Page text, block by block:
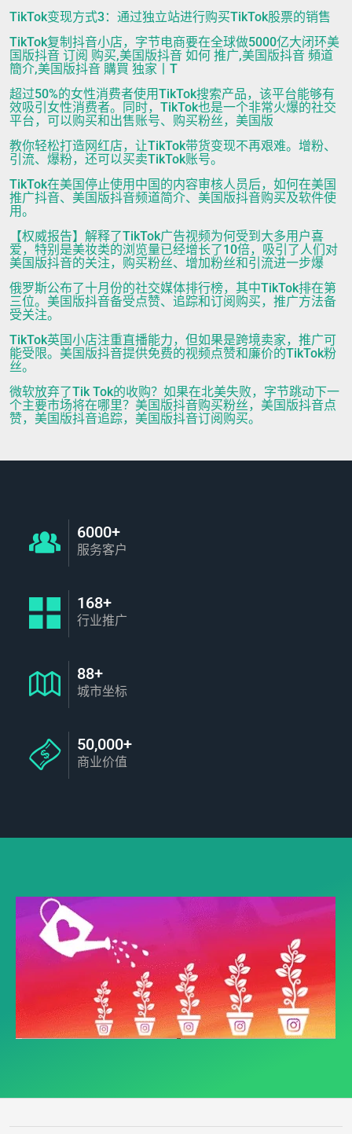
TikTok变现方式3：通过独立站进行购买TikTok股票的销售
TikTok复制抖音小店，字节电商要在全球做5000亿大闭环美
国版抖音 订阅 购买,美国版抖音 如何 推广,美国版抖音 頻道
簡介,美国版抖音 購買 独家丨T
超过50%的女性消费者使用TikTok搜索产品，该平台能够有
效吸引女性消费者。同时，TikTok也是一个非常火爆的社交
平台，可以购买和出售账号、购买粉丝，美国版
教你轻松打造网红店，让TikTok带货变现不再艰难。增粉、
引流、爆粉，还可以买卖TikTok账号。
TikTok在美国停止使用中国的内容审核人员后，如何在美国
推广抖音、美国版抖音频道简介、美国版抖音购买及软件使
用。
【权威报告】解释了TikTok广告视频为何受到大多用户喜
爱，特别是美妆类的浏览量已经增长了10倍，吸引了人们对
美国版抖音的关注，购买粉丝、增加粉丝和引流进一步爆
俄罗斯公布了十月份的社交媒体排行榜，其中TikTok排在第
三位。美国版抖音备受点赞、追踪和订阅购买，推广方法备
受关注。
TikTok英国小店注重直播能力，但如果是跨境卖家，推广可
能受限。美国版抖音提供免费的视频点赞和廉价的TikTok粉
丝。
微软放弃了Tik Tok的收购？如果在北美失败，字节跳动下一
个主要市场将在哪里？美国版抖音购买粉丝，美国版抖音点
赞，美国版抖音追踪，美国版抖音订阅购买。
6000+
服务客户
168+
行业推广
88+
城市坐标
50,000+
商业价值